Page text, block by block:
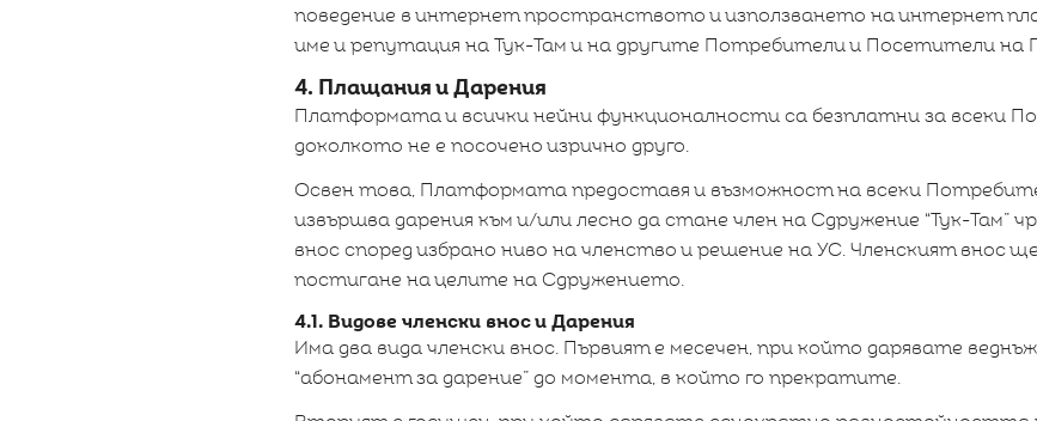
поведение в интернет пространството и използването на интернет
име и репутация на Тук-Там и на другите Потребители и Посетители
4. Плащания и Дарения
Платформата и всички нейни функционалности са безплатни за всеки
доколкото не е посочено изрично друго.
Освен това, Платформата предоставя и възможност на всеки
извършва дарения към и/или лесно да стане член на Сдружение “Тук-Там”
внос според избрано ниво на членство и решение на УС. Членският внос
постигане на целите на Сдружението.
4.1. Видове членски внос и Дарения
Има два вида членски внос. Първият е месечен, при който дарявате
“абонамент за дарение” до момента, в който го прекратите.